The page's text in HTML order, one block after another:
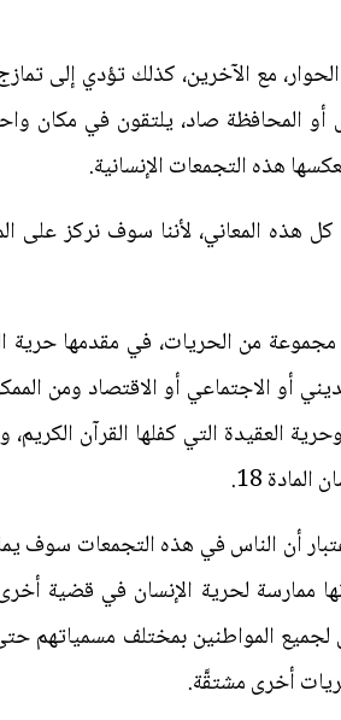
مع الآخرين، كذلك تؤدي إلى
المحافظة صاد، يلتقون في مكان
هذه التجمعات الإنسانية.
هذه المعاني، لأننا سوف نركز على
من الحريات، في مقدمها حرية
أو الاجتماعي أو الاقتصاد ومن
العقيدة التي كفلها القرآن
18.
أن الناس في هذه التجمعات سوف
ممارسة لحرية الإنسان في قضية
لجميع المواطنين بمختلف مسمياتهم
أخرى مشتقَّة.